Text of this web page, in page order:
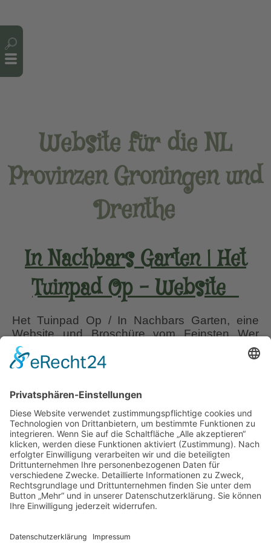
Website für die NL
Provinzen Groningen und
Drenthe
In Nachbars Garten | Het
Tuinpad Op – Website
Het Tuinpad Op / In Nachbars Garten, eine
Website und Broschüre vom Feinsten Wer
professionell Gartenreisen in den Norden plant,
der kennt diese Seite, die es als immer
Broschüre “Het Tuinpad Op 2023 – 2025 In
Nachbars Garten” lief wegen Corona allerdings
…In
Nachbars
Garten
|
Het
Tuinpad
Op
Website
Liebe Leser! Ihr könnt euch per E-Mail
informieren lassen, wenn neue Artikel auf
Wurzerlsgarten erscheinen.Folgt dafür einfach
diesem Link und gebt dort eure E-Mailadresse